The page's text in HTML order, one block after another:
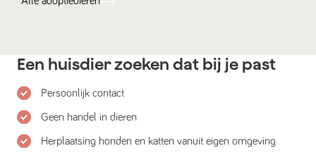
Een huisdier zoeken dat bij je past
Persoonlijk contact
Geen handel in dieren
Herplaatsing honden en katten vanuit eigen omgeving